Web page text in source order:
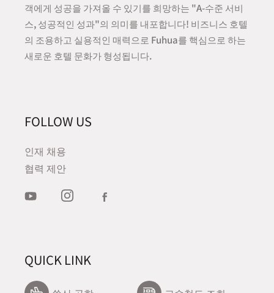
객에게 성공을 가져올 수 있기를 희망하는 "A-수준 서비
스, 성공적인 성과"의 의미를 내포합니다! 비즈니스 호텔
의 조용하고 실용적인 매력으로 Fuhua를 핵심으로 하는
새로운 호텔 문화가 형성됩니다.
FOLLOW US
인재 채용
협력 제안
QUICK LINK